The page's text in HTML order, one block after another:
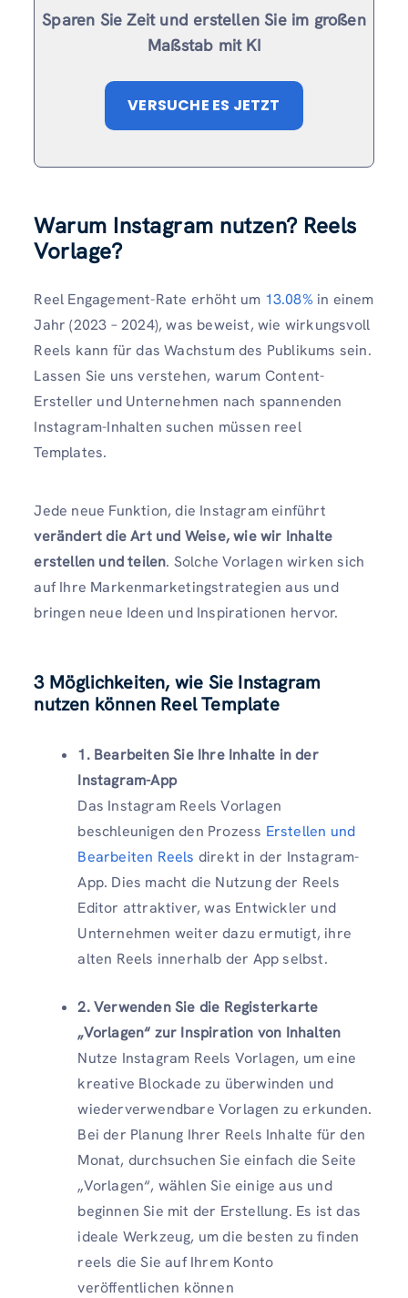
Sparen Sie Zeit und erstellen Sie im großen
Maßstab mit KI
VERSUCHE ES JETZT
Warum Instagram nutzen? Reels
Vorlage?
Reel Engagement-Rate erhöht um 13.08% in einem
Jahr (2023 – 2024), was beweist, wie wirkungsvoll
Reels kann für das Wachstum des Publikums sein.
Lassen Sie uns verstehen, warum Content-
Ersteller und Unternehmen nach spannenden
Instagram-Inhalten suchen müssen reel
Templates.
Jede neue Funktion, die Instagram einführt
verändert die Art und Weise, wie wir Inhalte
erstellen und teilen. Solche Vorlagen wirken sich
auf Ihre Markenmarketingstrategien aus und
bringen neue Ideen und Inspirationen hervor.
3 Möglichkeiten, wie Sie Instagram
nutzen können Reel Template
1. Bearbeiten Sie Ihre Inhalte in der
Instagram-App
Das Instagram Reels Vorlagen
beschleunigen den Prozess Erstellen und
Bearbeiten Reels direkt in der Instagram-
App. Dies macht die Nutzung der Reels
Editor attraktiver, was Entwickler und
Unternehmen weiter dazu ermutigt, ihre
alten Reels innerhalb der App selbst.
2. Verwenden Sie die Registerkarte
„Vorlagen“ zur Inspiration von Inhalten
Nutze Instagram Reels Vorlagen, um eine
kreative Blockade zu überwinden und
wiederverwendbare Vorlagen zu erkunden.
Bei der Planung Ihrer Reels Inhalte für den
Monat, durchsuchen Sie einfach die Seite
„Vorlagen“, wählen Sie einige aus und
beginnen Sie mit der Erstellung. Es ist das
ideale Werkzeug, um die besten zu finden
reels die Sie auf Ihrem Konto
veröffentlichen können